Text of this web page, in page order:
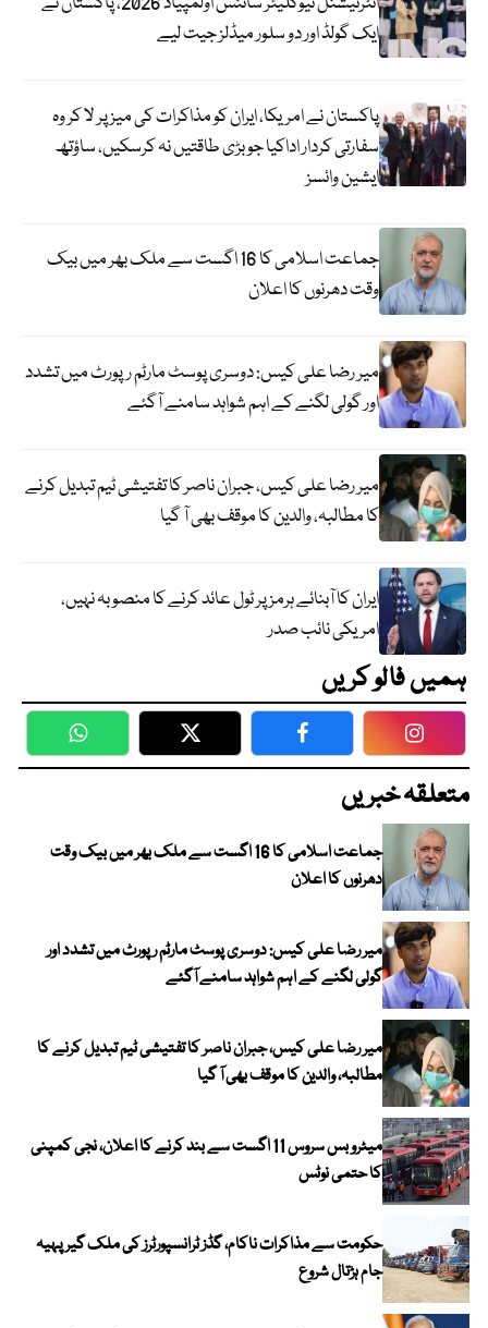
ایک گولڈ اور دو سلور میڈلز جیت لیے
پاکستان نے امریکا، ایران کو مذاکرات کی میز پر لا کر وہ
سفارتی کردار اداکیا جو بڑی طاقتیں نہ کرسکیں، ساؤتھ
ایشین وائسز
جماعت اسلامی کا 16 اگست سے ملک بھر میں بیک
وقت دھرنوں کا اعلان
میر رضا علی کیس: دوسری پوسٹ مارٹم رپورٹ میں تشدد
اور گولی لگنے کے اہم شواہد سامنے آگئے
میر رضا علی کیس، جبران ناصر کا تفتیشی ٹیم تبدیل کرنے
کا مطالبہ، والدین کا موقف بھی آ گیا
ایران کا آبنائے ہرمز پر ٹول عائد کرنے کا منصوبہ نہیں،
امریکی نائب صدر
ہمیں فالو کریں
WhatsApp Twitter Facebook
متعلقہ خبریں
جماعت اسلامی کا 16 اگست سے ملک بھر میں بیک وقت
دھرنوں کا اعلان
میر رضا علی کیس: دوسری پوسٹ مارٹم رپورٹ میں تشدد اور
گولی لگنے کے اہم شواہد سامنے آگئے
میر رضا علی کیس، جبران ناصر کا تفتیشی ٹیم تبدیل کرنے کا
مطالبہ، والدین کا موقف بھی آ گیا
میٹرو بس سروس 11 اگست سے بند کرنے کا اعلان، نجی کمپنی
کا حتمی نوٹس
حکومت سے مذاکرات ناکام، گڈز ٹرانسپورٹرز کی ملک گیر پہیہ
جام ہڑتال شروع